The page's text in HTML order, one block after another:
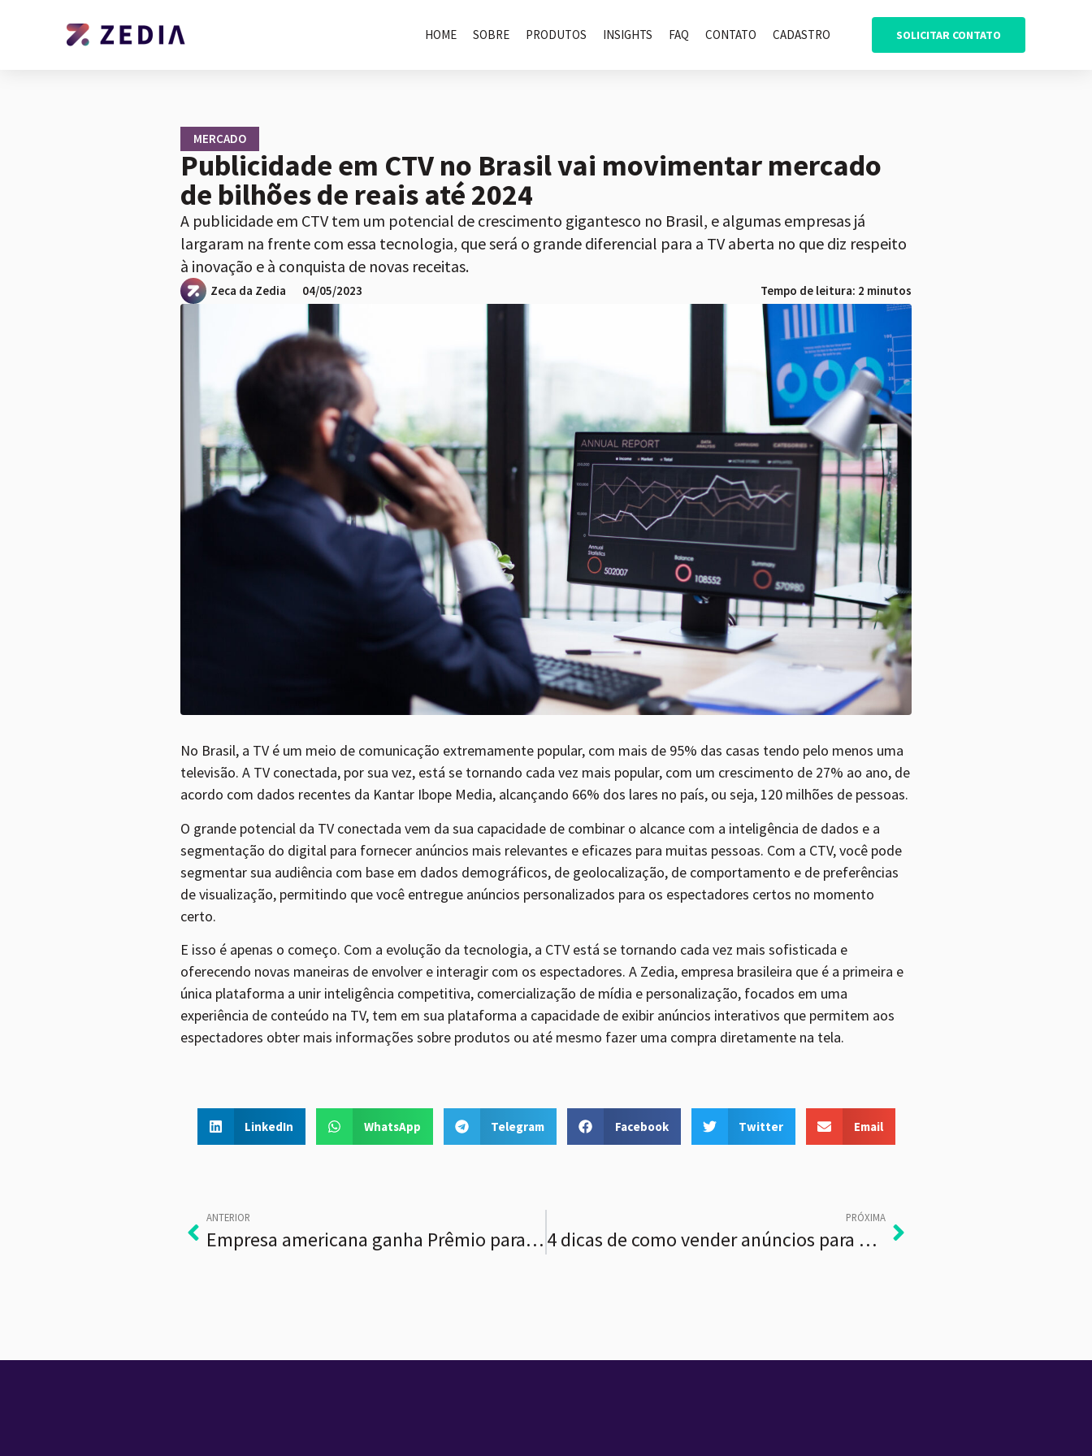
HOME SOBRE PRODUTOS INSIGHTS FAQ CONTATO CADASTRO SOLICITAR CONTATO
MERCADO
Publicidade em CTV no Brasil vai movimentar mercado
de bilhões de reais até 2024
A publicidade em CTV tem um potencial de crescimento gigantesco no Brasil, e algumas empresas já
largaram na frente com essa tecnologia, que será o grande diferencial para a TV aberta no que diz respeito
à inovação e à conquista de novas receitas.
Zeca da Zedia 04/05/2023 Tempo de leitura: 2 minutos
No Brasil, a TV é um meio de comunicação extremamente popular, com mais de 95% das casas tendo pelo menos uma
televisão. A TV conectada, por sua vez, está se tornando cada vez mais popular, com um crescimento de 27% ao ano, de
acordo com dados recentes da Kantar Ibope Media, alcançando 66% dos lares no país, ou seja, 120 milhões de pessoas.
O grande potencial da TV conectada vem da sua capacidade de combinar o alcance com a inteligência de dados e a
segmentação do digital para fornecer anúncios mais relevantes e eficazes para muitas pessoas. Com a CTV, você pode
segmentar sua audiência com base em dados demográficos, de geolocalização, de comportamento e de preferências
de visualização, permitindo que você entregue anúncios personalizados para os espectadores certos no momento
certo.
E isso é apenas o começo. Com a evolução da tecnologia, a CTV está se tornando cada vez mais sofisticada e
oferecendo novas maneiras de envolver e interagir com os espectadores. A Zedia, empresa brasileira que é a primeira e
única plataforma a unir inteligência competitiva, comercialização de mídia e personalização, focados em uma
experiência de conteúdo na TV, tem em sua plataforma a capacidade de exibir anúncios interativos que permitem aos
espectadores obter mais informações sobre produtos ou até mesmo fazer uma compra diretamente na tela.
LinkedIn WhatsApp Telegram Facebook Twitter Email
ANTERIOR
Empresa americana ganha Prêmio para conteúdo em CTV
PRÓXIMA
4 dicas de como vender anúncios para TV Conectada